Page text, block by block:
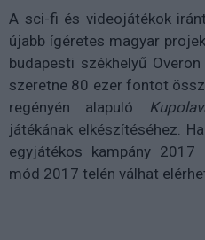
A sci-fi és videojátékok
újabb ígéretes magyar
budapesti székhelyű
szeretne 80 ezer fontot
regényén alapuló
játékának elkészítéséhez.
egyjátékos kampány
mód 2017 telén válhat